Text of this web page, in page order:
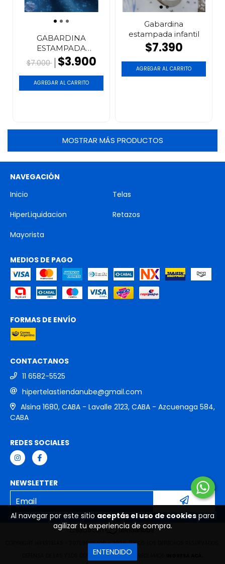
Al navegar por este sitio aceptás el uso de cookies para
agilizar tu experiencia de compra.
ENTENDIDO
GABARDINA
ESTAMPADA
FLOREADA
$7.000 $3.900
Gabardina
estampada infantil
$7.390
MOSTRAR MÁS PRODUCTOS
NAVEGACIÓN
Inicio
Telas
HiperLiquidacion
Retazos
Mayorista
MEDIOS DE PAGO
FORMAS DE ENVÍO
CONTACTANOS
11 6582-5525
hipertelastiendanube@gmail.com
Alsina 1680, CABA - Lavalle 2123, CABA - Azcuenaga 584,
CABA
REDES SOCIALES
NEWSLETTER
COPYRIGHT HIPERTELAS - 30709626406 - 2026. TODOS LOS DERECHOS RESERVADOS.
DEFENSA DE LAS Y LOS CONSUMIDORES. PARA RECLAMOS